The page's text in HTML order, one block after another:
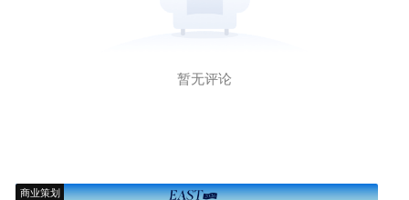
暂无评论
商业策划